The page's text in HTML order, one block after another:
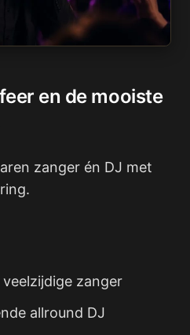
en de mooiste
zanger én DJ met
veelzijdige zanger
allround DJ